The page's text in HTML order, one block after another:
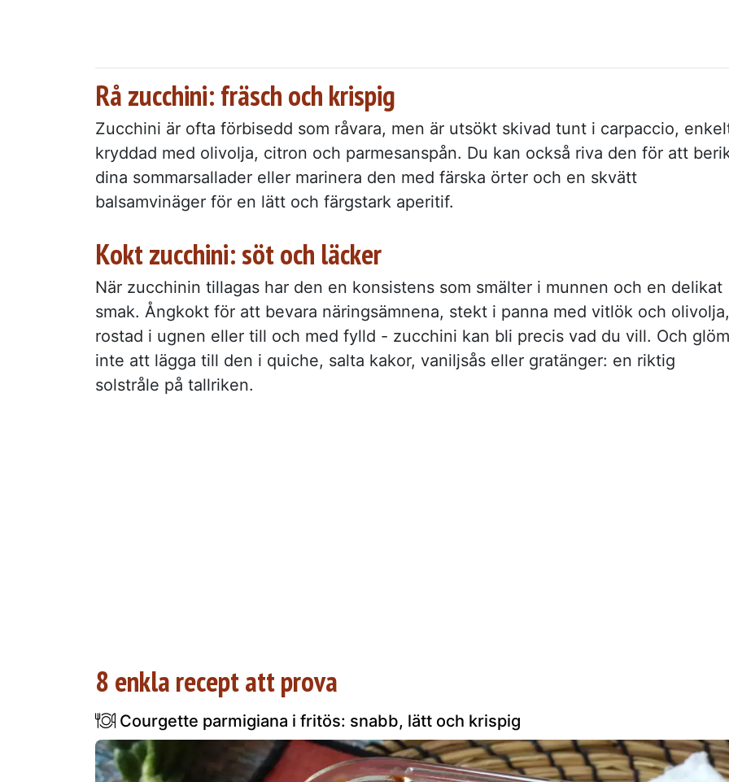
Rå zucchini: fräsch och krispig
Zucchini är ofta förbisedd som råvara, men är utsökt skivad tunt i carpaccio,
kryddad med olivolja, citron och parmesanspån. Du kan också riva den för att
dina sommarsallader eller marinera den med färska örter och en skvätt
balsamvinäger för en lätt och färgstark aperitif.
Kokt zucchini: söt och läcker
När zucchinin tillagas har den en konsistens som smälter i munnen och en delikat
smak. Ångkokt för att bevara näringsämnena, stekt i panna med vitlök och olivolja,
rostad i ugnen eller till och med fylld - zucchini kan bli precis vad du vill. Och glöm
inte att lägga till den i quiche, salta kakor, vaniljsås eller gratänger: en riktig
solstråle på tallriken.
8 enkla recept att prova
Courgette parmigiana i fritös: snabb, lätt och krispig